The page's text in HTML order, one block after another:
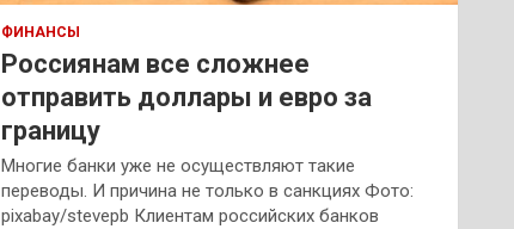
ФИНАНСЫ
Россиянам все сложнее
отправить доллары и евро за
границу
Многие банки уже не осуществляют такие
переводы. И причина не только в санкциях Фото:
pixabay/stevepb Клиентам российских банков